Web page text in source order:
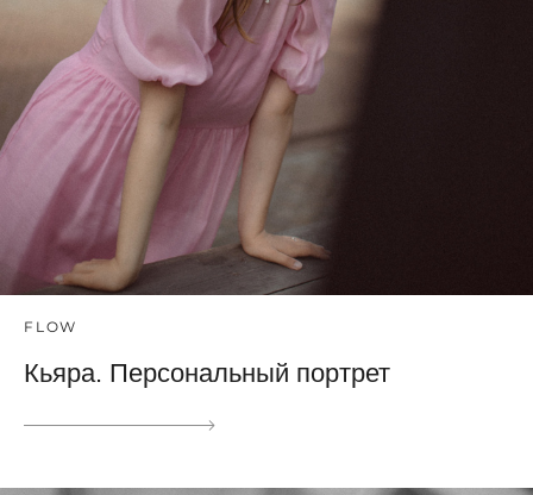
FLOW
Кьяра. Персональный портрет